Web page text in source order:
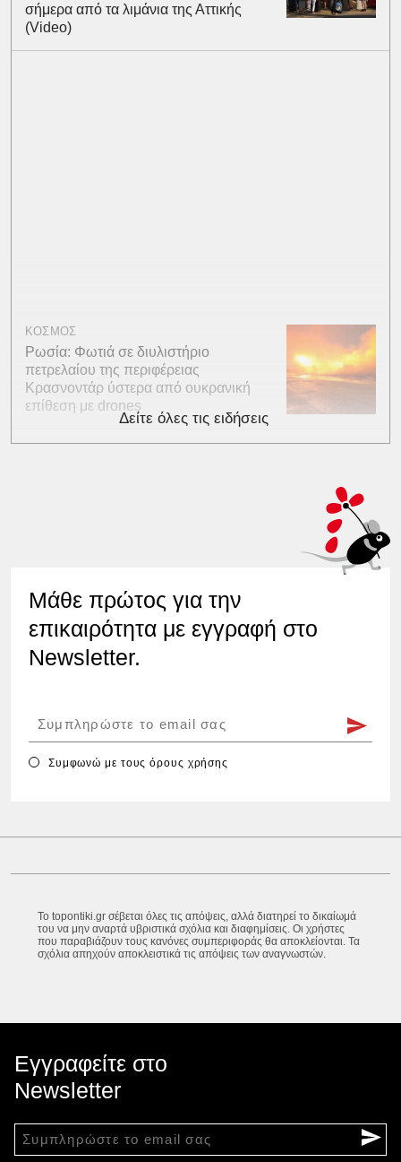
σήμερα από τα λιμάνια της Αττικής
(Video)
ΚΟΣΜΟΣ
Ρωσία: Φωτιά σε διυλιστήριο
πετρελαίου της περιφέρειας
Κρασνοντάρ ύστερα από ουκρανική
επίθεση με drones
Δείτε όλες τις ειδήσεις
Μάθε πρώτος για την
επικαιρότητα με εγγραφή στο
Newsletter.
Συμφωνώ με τουςόρους χρήσης
Το topontiki.gr σέβεται όλες τις απόψεις, αλλά διατηρεί το δικαίωμά
του να μην αναρτά υβριστικά σχόλια και διαφημίσεις. Οι χρήστες
που παραβιάζουν τους κανόνες συμπεριφοράς θα αποκλείονται. Τα
σχόλια απηχούν αποκλειστικά τις απόψεις των αναγνωστών.
Εγγραφείτε στο
Newsletter